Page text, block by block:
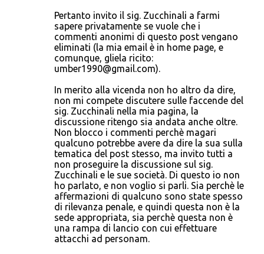
Pertanto invito il sig. Zucchinali a farmi
sapere privatamente se vuole che i
commenti anonimi di questo post vengano
eliminati (la mia email è in home page, e
comunque, gliela ricito:
umber1990@gmail.com).
In merito alla vicenda non ho altro da dire,
non mi compete discutere sulle faccende del
sig. Zucchinali nella mia pagina, la
discussione ritengo sia andata anche oltre.
Non blocco i commenti perchè magari
qualcuno potrebbe avere da dire la sua sulla
tematica del post stesso, ma invito tutti a
non proseguire la discussione sul sig.
Zucchinali e le sue società. Di questo io non
ho parlato, e non voglio si parli. Sia perchè le
affermazioni di qualcuno sono state spesso
di rilevanza penale, e quindi questa non è la
sede appropriata, sia perchè questa non è
una rampa di lancio con cui effettuare
attacchi ad personam.